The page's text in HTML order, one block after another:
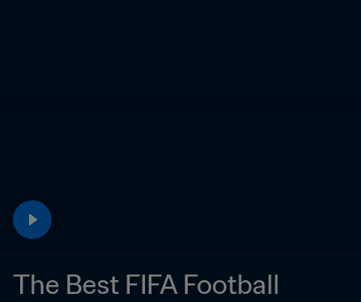
The Best FIFA Football